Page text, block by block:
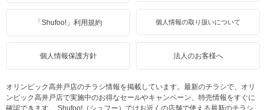
「Shufoo!」利用規約 個人情報の取り扱いについて
個人情報保護方針 法人のお客様へ
オリンピック高井戸店のチラシ情報を掲載しています。最新のチラシで、オリ
ンピック高井戸店で実施中のお得なセールやキャンペーン、特売情報をすぐに
確認できます。 Shufoo!（シュフー）ではお近くの店舗で使える最新のチラシ